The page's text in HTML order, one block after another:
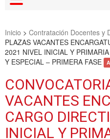
Inicio > Contratación Docentes y
PLAZAS VACANTES
2021 NIVEL INICIAL Y
Y ESPECIAL – PRIMERA FASE
VACANTES
CARGO
INICIAL Y